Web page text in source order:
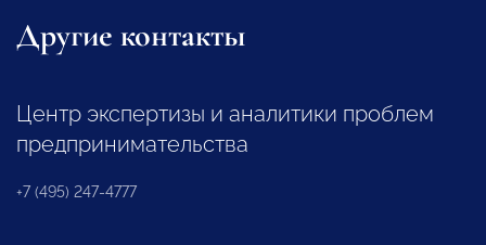
Другие контакты
Центр экспертизы и аналитики проблем
предпринимательства
+7 (495) 247-4777